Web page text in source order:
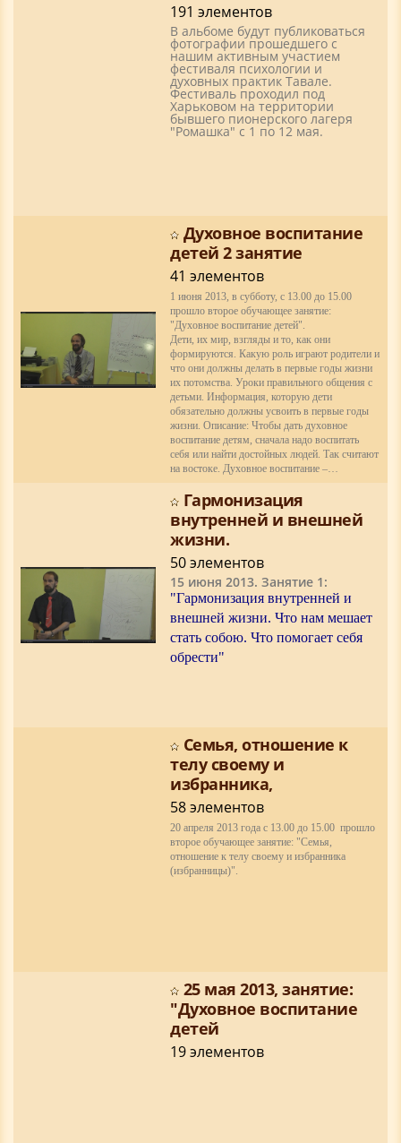
191 элементов
В альбоме будут публиковаться
фотографии прошедшего с
нашим активным участием
фестиваля психологии и
духовных практик Тавале.
Фестиваль проходил под
Харьковом на территории
бывшего пионерского лагеря
"Ромашка" с 1 по 12 мая.
Духовное воспитание
детей 2 занятие
41 элементов
1 июня 2013, в субботу, с 13.00 до 15.00
прошло второе обучающее занятие:
"Духовное воспитание детей".
Дети, их мир, взгляды и то, как они
формируются. Какую роль играют родители и
что они должны делать в первые годы жизни
их потомства. Уроки правильного общения с
детьми. Информация, которую дети
обязательно должны усвоить в первые годы
жизни. Описание: Чтобы дать духовное
воспитание детям, сначала надо воспитать
себя или найти достойных людей. Так считают
на востоке. Духовное воспитание –…
Гармонизация
внутренней и внешней
жизни.
50 элементов
15 июня 2013. Занятие 1:
"Гармонизация внутренней и
внешней жизни. Что нам мешает
стать собою. Что помогает себя
обрести"
Cемья, отношение к
телу своему и
избранника,
58 элементов
20 апреля 2013 года c 13.00 до 15.00 прошло
второе обучающее занятие: "Cемья,
отношение к телу своему и избранника
(избранницы)".
25 мая 2013, занятие:
"Духовное воспитание
детей
19 элементов